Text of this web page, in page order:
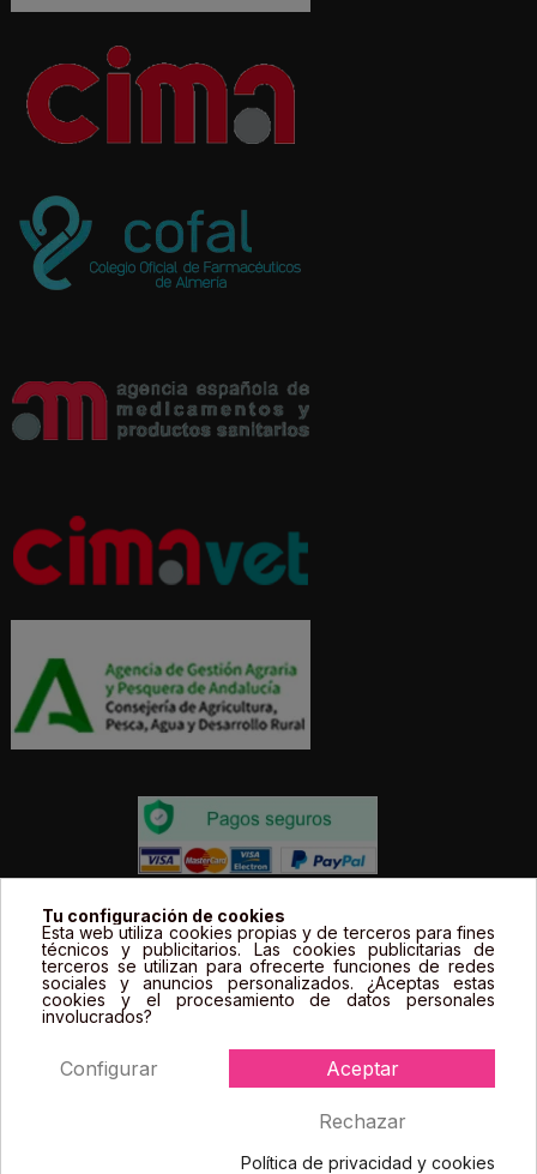
Todos los precios estás expresados en Euros e
incluyen el IVA. | Todas las marcas, logotipos y fotos de
productos son propiedad legal de sus propietarios y
sólo se muestran a título informativo.
Tu configuración de cookies
Esta web utiliza cookies propias y de terceros para fines
técnicos y publicitarios. Las cookies publicitarias de
terceros se utilizan para ofrecerte funciones de redes
sociales y anuncios personalizados. ¿Aceptas estas
cookies y el procesamiento de datos personales
involucrados?
Aceptar
Rechazar
Configurar
Política de privacidad y cookies